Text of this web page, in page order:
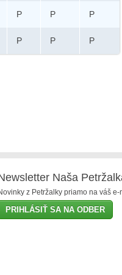
P P P
P P P
Naša
z Petržalky priamo na váš e-
PRIHLÁSIŤ SA NA ODBER